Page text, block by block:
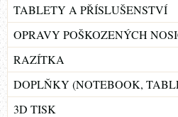
TABLETY A PŘÍSLUŠENSTVÍ
OPRAVY POŠKOZENÝCH
RAZÍTKA
DOPLŇKY (NOTEBOOK,
3D TISK